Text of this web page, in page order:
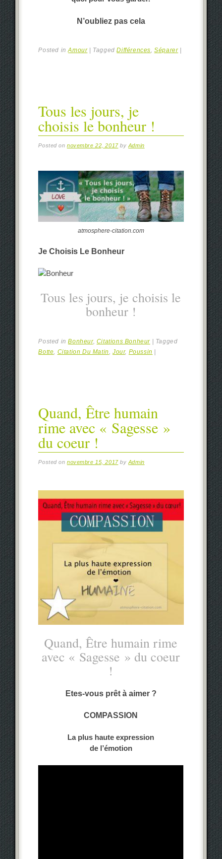
N’oubliez pas cela
Posted inAmour | TaggedDifférences,Séparer |
Tous les jours, je
choisis le bonheur !
Posted onnovembre 22, 2017 by Admin
atmosphere-citation.com
Je Choisis Le Bonheur
Tous les jours, je choisis le
bonheur !
Posted inBonheur, Citations Bonheur | Tagged
Botte Citation Du Matin ,Jour, Poussin |
Quand, Être humain
rime avec « Sagesse »
du coeur !
Posted onnovembre 15, 2017 by Admin
Quand, Être humain rime
avec « Sagesse » du coeur
!
Etes-vous prêt à aimer ?
COMPASSION
La plus haute expression
de l’émotion